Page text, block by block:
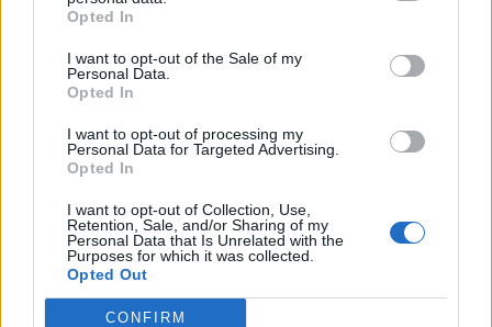
Opted In
I want to opt-out of the Sale of my
Personal Data.
Opted In
I want to opt-out of processing my
Personal Data for Targeted Advertising.
Opted In
I want to opt-out of Collection, Use,
Retention, Sale, and/or Sharing of my
Personal Data that Is Unrelated with the
Purposes for which it was collected.
Opted Out
CONFIRM
απαραίτητα έγγραφα και σε περίπτωση
παραβίασης φέρουν την υποχρέωση
επαναπατρισμού του επιβάτη με ευθύνη και
έξοδα τους.
Μέχρι την ερχόμενη Κυριακή 19 Δεκεμβρίου 2021
και ώρα 06:00 το πρωί θα ισχύουν οι αεροπορικές
οδηγίες πτήσεων εξωτερικού όπως έχουν
δημοσιευτεί με τοΔελτίο Τύπου της ΥΠΑ στις
10/12/21καθώς για το διήμερο από σήμερα έως
τις 19/12/21 δόθηκε παράταση των υφιστάμενων